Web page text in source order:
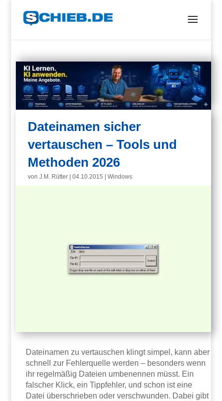
Dateinamen sicher
vertauschen – Tools und
Methoden 2026
vonJ.M. Rütter |04.10.2015 |Windows
Dateinamen zu vertauschen klingt simpel, kann aber
schnell zur Fehlerquelle werden – besonders wenn
ihr regelmäßig Dateien umbenennen müsst. Ein
falscher Klick, ein Tippfehler, und schon ist eine
Datei überschrieben oder verschwunden. Dabei gibt